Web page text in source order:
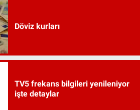
Döviz kurları
TV5 frekans bilgileri yenileniyor
işte detaylar